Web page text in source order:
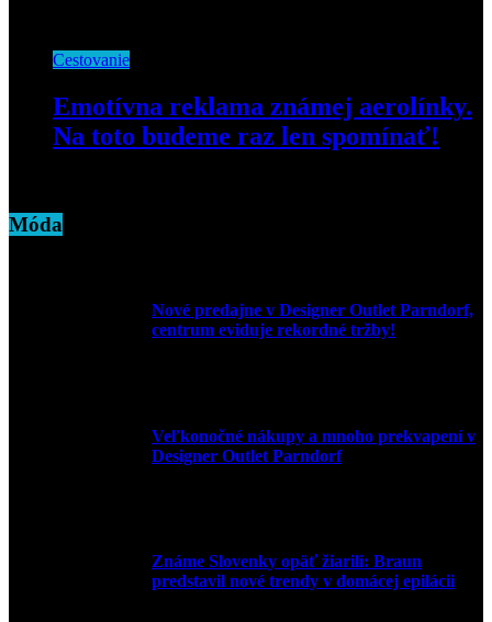
Cestovanie
Emotívna reklama známej aerolínky.
Na toto budeme raz len spomínať!
Móda
Nové predajne v Designer Outlet Parndorf,
centrum eviduje rekordné tržby!
Veľkonočné nákupy a mnoho prekvapení v
Designer Outlet Parndorf
Známe Slovenky opäť žiarili: Braun
predstavil nové trendy v domácej epilácii